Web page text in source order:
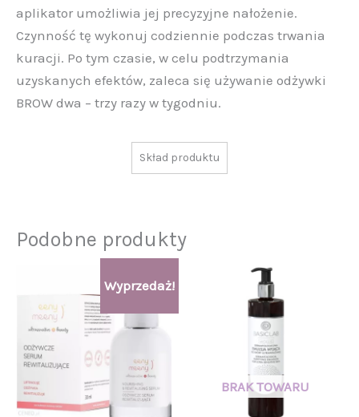
aplikator umożliwia jej precyzyjne nałożenie.
Czynność tę wykonuj codziennie podczas trwania
kuracji. Po tym czasie, w celu podtrzymania
uzyskanych efektów, zaleca się używanie odżywki
BROW dwa – trzy razy w tygodniu.
Skład produktu
Podobne produkty
Wyprzedaż!
wynosiła:
129,00 zł.
cena
119,00 zł.